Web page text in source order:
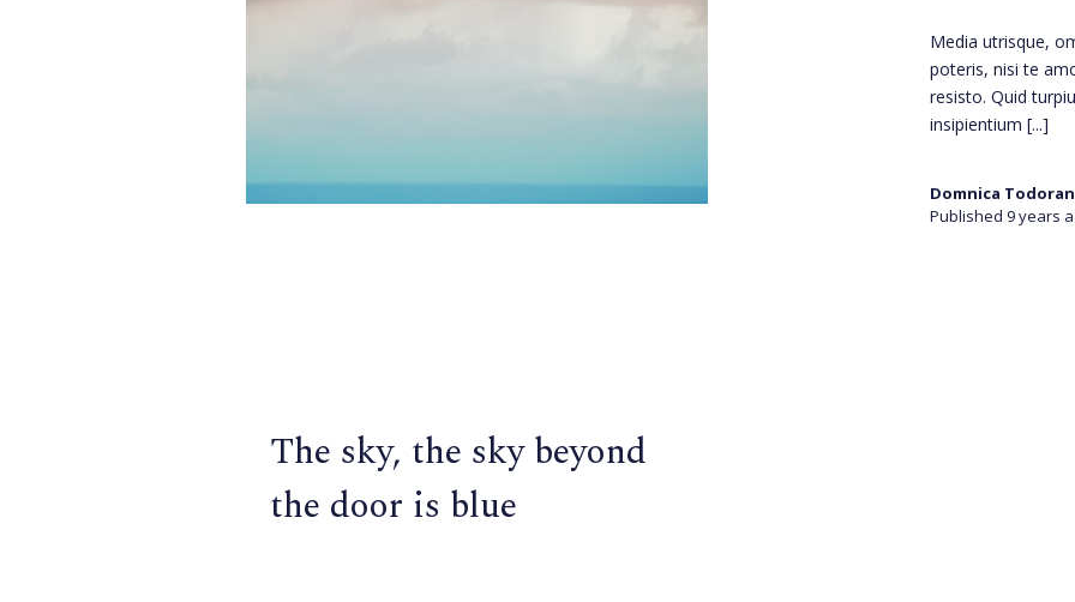
The sky, the sky beyond
the door is blue
Media utrisque,
poteris, nisi te
resisto. Quid
insipientium [...]
Domnica Todoran
Published 9 years